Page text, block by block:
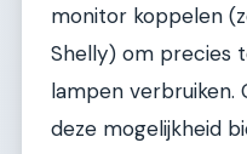
monitor koppelen
Shelly) om precies
lampen
deze mogelijkheid